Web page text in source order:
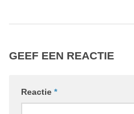
GEEF EEN REACTIE
Reactie *